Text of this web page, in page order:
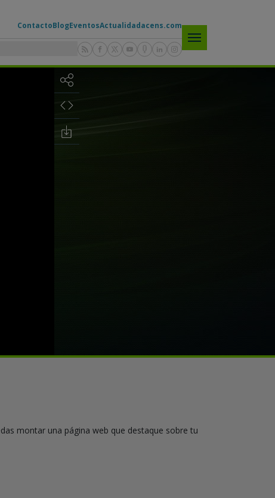
ContactoBlogEventosActualidadacens.com
montar una página web que destaque sobre tu